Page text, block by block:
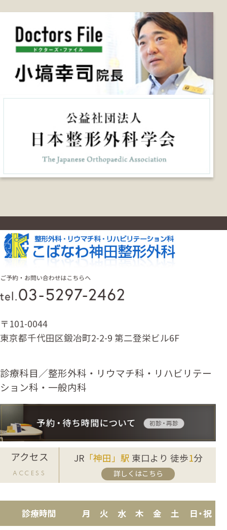
〒101-0044
東京都千代田区鍛冶町2-2-9 第二登栄ビル6F
診療科目／整形外科・リウマチ科・リハビリテー
ション科・一般内科
アクセス
ACCESS
JR「神田」駅 東口より 徒歩1分
詳しくはこちら
診療時間 月 火 水 木 金 土 日・祝